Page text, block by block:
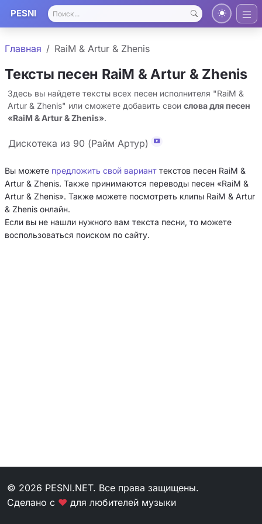
PESNI
Главная RaiM & Artur & Zhenis
Тексты песен RaiM & Artur & Zhenis
Здесь вы найдете тексты всех песен исполнителя "RaiM &
Artur & Zhenis" или сможете добавить свои слова для песен
«RaiM & Artur & Zhenis».
Дискотека из 90 (Райм Артур)
Вы можете предложить свой вариант текстов песен RaiM &
Artur & Zhenis. Также принимаются переводы песен «RaiM &
Artur & Zhenis». Также можете посмотреть клипы RaiM & Artur
& Zhenis онлайн.
Если вы не нашли нужного вам текста песни, то можете
воспользоваться поиском по сайту.
© 2026 PESNI.NET. Все права защищены.
Сделано с ❤ для любителей музыки